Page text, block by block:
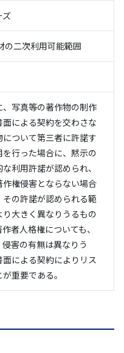
ズ
の二次利用可能範囲
写真等の著作物の制作
による契約を交わさな
ついて第三者に許諾す
行った場合に、黙示の
利用許諾が認められ、
権侵害とならない場合
の許諾が認められる範
大きく異なりうるもの
者人格権についても、
害の有無は異なりう
による契約によりリス
重要である。